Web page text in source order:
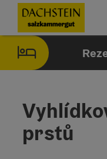
ObsahAccesskey
[0]
NavigaceAccesskey
[1]
Začátek stránky
prstů